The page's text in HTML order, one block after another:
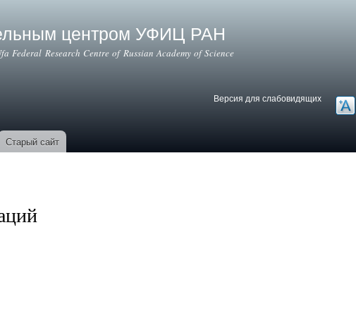
содержанию
центром УФИЦ РАН
Research Centre of Russian Academy of Science
Версия для слабовидящих
Версия для слабовидящих
Старый сайт